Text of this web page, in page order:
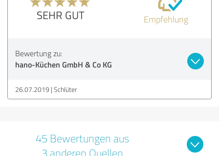
SEHR GUT Empfehlung
Bewertung zu:
hano-Küchen GmbH & Co KG
26.07.2019 Schlüter
45 Bewertungen aus
3 anderen Quellen